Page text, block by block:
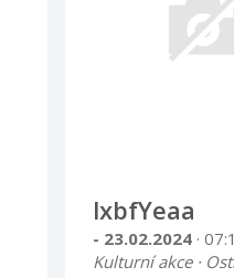
lxbfYeaa
- 23.02.2024 ·
Kulturní akce ·